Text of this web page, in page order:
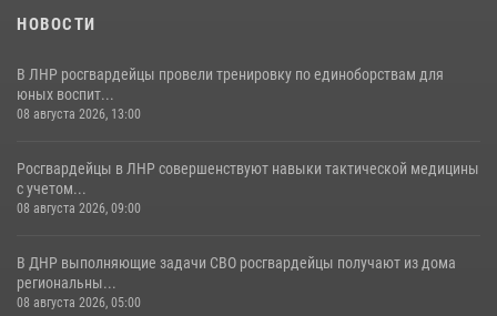
НОВОСТИ
В ЛНР росгвардейцы провели тренировку по единоборствам для
юных воспит...
08 августа 2026, 13:00
Росгвардейцы в ЛНР совершенствуют навыки тактической медицины
с учетом...
08 августа 2026, 09:00
В ДНР выполняющие задачи СВО росгвардейцы получают из дома
региональны...
08 августа 2026, 05:00